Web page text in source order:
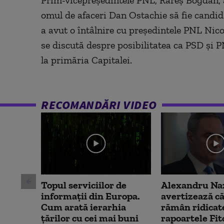
secondsVolume
omul de afaceri Dan Ostachie să fie
a avut o întâlnire cu președintele PNL
se discută despre posibilitatea ca PSD și
la primăria Capitalei.
RECOMANDĂRI VIDEO
Topul serviciilor de
informații din Europa.
Cum arată ierarhia
țărilor cu cei mai buni
Alexandru
avertizează
rămân
rapoartele